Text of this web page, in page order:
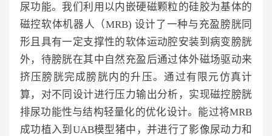
尿功能。我们利用以内嵌硬磁颗粒的硅胶为基体的
磁控软体机器人（MRB) 设计了一种与充盈膀胱同
形且具有一定支撑性的软体运动腔安装到病变膀胱
外，待膀胱在其中自然充盈后通过体外磁场驱动来
挤压膀胱完成膀胱内的升压。通过有限元仿真计
算，对不同设计进行压力输出分析，实现磁控膀胱
排尿功能性与结构轻量化的优化设计。能过将MRB
成功植入到UAB模型猪中，并进行了影像尿动力和